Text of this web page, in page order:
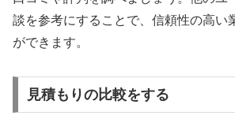
談を参考にすることで、信頼性の高い
ができます。
見積もりの比較をする